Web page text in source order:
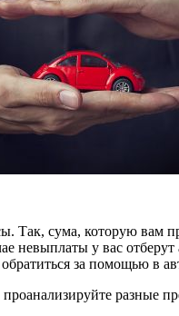
Так, сума, которую вам
невыплаты у вас
за помощью в
разные